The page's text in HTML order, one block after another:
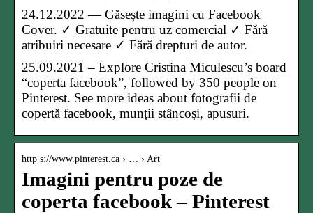
24.12.2022 — Găsește imagini cu Facebook
Cover. ✓ Gratuite pentru uz comercial ✓ Fără
atribuiri necesare ✓ Fără drepturi de autor.
25.09.2021 – Explore Cristina Miculescu’s board
“coperta facebook”, followed by 350 people on
Pinterest. See more ideas about fotografii de
copertă facebook, munții stâncoși, apusuri.
http s://www.pinterest.ca › … › Art
Imagini pentru poze de
coperta facebook – Pinterest